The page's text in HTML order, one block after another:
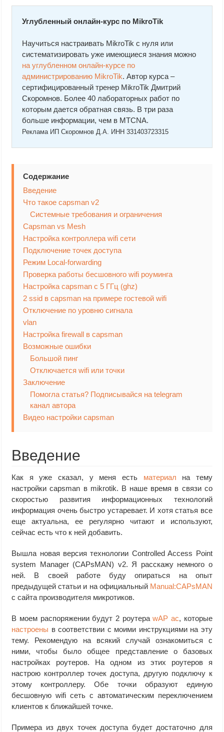
Углубленный онлайн-курс по MikroTik
Научиться настраивать MikroTik с нуля или
систематизировать уже имеющиеся знания можно
на углубленном онлайн-курcе по
администрированию MikroTik. Автор курcа –
сертифицированный тренер MikroTik Дмитрий
Скоромнов. Более 40 лабораторных работ по
которым дается обратная связь. В три раза
больше информации, чем в MTCNA.
Реклама ИП Скоромнов Д.А. ИНН 331403723315
Содержание
Введение
Что такое capsman v2
Системные требования и ограничения
Capsman vs Mesh
Настройка контроллера wifi сети
Подключение точек доступа
Режим Local-forwarding
Проверка работы бесшовного wifi роуминга
Настройка capsman c 5 ГГц (ghz)
2 ssid в capsman на примере гостевой wifi
Отключение по уровню сигнала
vlan
Настройка firewall в capsman
Возможные ошибки
Большой пинг
Отключается wifi или точки
Заключение
Помогла статья? Подписывайся на telegram
канал автора
Видео настройки capsman
Введение
Как я уже сказал, у меня есть материал на тему
настройки capsman в mikrotik. В наше время в связи со
скоростью развития информационных технологий
информация очень быстро устаревает. И хотя статья все
еще актуальна, ее регулярно читают и используют,
сейчас есть что к ней добавить.
Вышла новая версия технологии Controlled Access Point
system Manager (CAPsMAN) v2. Я расскажу немного о
ней. В своей работе буду опираться на опыт
предыдущей статьи и на официальный Manual:CAPsMAN
с сайта производителя микротиков.
В моем распоряжении будут 2 роутераwAP ac, которые
настроены в соответствии с моими инструкциями на эту
тему. Рекомендую на всякий случай ознакомиться с
ними, чтобы было общее представление о базовых
настройках роутеров. На одном из этих роутеров я
настрою контроллер точек доступа, другую подключу к
этому контроллеру. Обе точки образуют единую
бесшовную wifi сеть с автоматическим переключением
клиентов к ближайшей точке.
Примера из двух точек доступа будет достаточно для